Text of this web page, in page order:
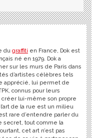
du graffiti en France, Dok est
né en 1979. Dok a
sur les murs de Paris dans
d’artistes célèbres tels
apprécié, lui permet de
connus pour leurs
créer lui-même son propre
de la rue est un milieu
rare d’entendre parler du
secret, tout comme la
cet art n’est pas